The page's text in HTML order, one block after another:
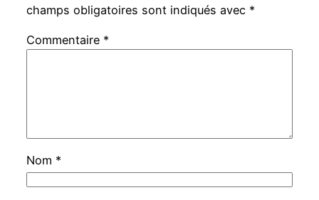
champs obligatoires sont indiqués avec *
Commentaire *
Nom *